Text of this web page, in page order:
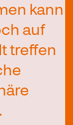
kann
auf
treffen